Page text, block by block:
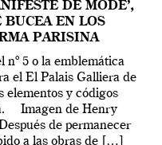
DE MODE’,
EN LOS
PARISINA
nº 5 o la emblemática
el El Palais Galliera de
elementos y códigos
Imagen de Henry
de permanecer
a las obras de […]